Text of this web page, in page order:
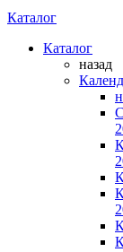
Каталог
Каталог
назад